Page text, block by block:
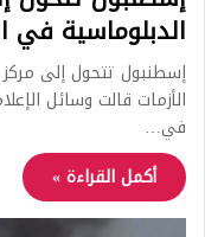
الدبلوماسية في
إسطنبول تتحول إلى مركز
الأزمات قالت وسائل
في…
أكمل القراءة »